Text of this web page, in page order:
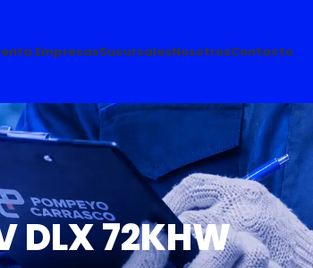
EmpresasSucursalesNosotrosContacto
DLX 72KHW